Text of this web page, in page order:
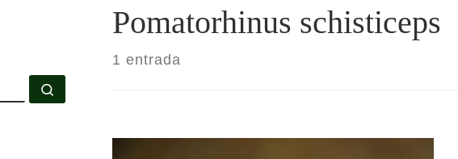
Pomatorhinus schisticeps
1 entrada